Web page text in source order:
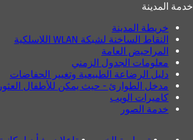
خدمة المدينة
خريطة المدينة
النقاط الساخنة لشبكة WLAN اللاسلكية
المراحيض العامة
معلومات الجدول الزمني
دليل الرضاعة الطبيعية وتغيير الحفاضات
مدخل الطوارئ - حيث يمكن للأطفال
كاميرات الويب
خدمة الصور